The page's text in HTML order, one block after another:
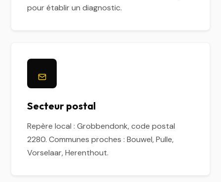
pour établir un diagnostic.
Secteur postal
Repère local : Grobbendonk, code postal
2280. Communes proches : Bouwel, Pulle,
Vorselaar, Herenthout.